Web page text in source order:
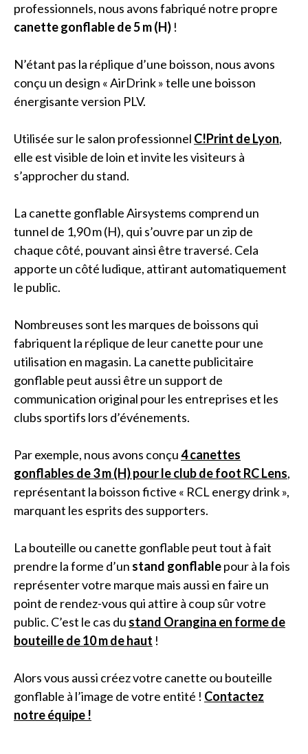
professionnels, nous avons fabriqué notre propre
canette gonflable de 5 m (H) !
N’étant pas la réplique d’une boisson, nous avons
conçu un design « AirDrink » telle une boisson
énergisante version PLV.
Utilisée sur le salon professionnel C!Print de Lyon,
elle est visible de loin et invite les visiteurs à
s’approcher du stand.
La canette gonflable Airsystems comprend un
tunnel de 1,90 m (H), qui s’ouvre par un zip de
chaque côté, pouvant ainsi être traversé. Cela
apporte un côté ludique, attirant automatiquement
le public.
Nombreuses sont les marques de boissons qui
fabriquent la réplique de leur canette pour une
utilisation en magasin. La canette publicitaire
gonflable peut aussi être un support de
communication original pour les entreprises et les
clubs sportifs lors d’événements.
Par exemple, nous avons conçu4 canettes
gonflables de 3 m (H) pour le club de foot RC Lens,
représentant la boisson fictive « RCL energy drink »,
marquant les esprits des supporters.
La bouteille ou canette gonflable peut tout à fait
prendre la forme d’un stand gonflablepour à la fois
représenter votre marque mais aussi en faire un
point de rendez-vous qui attire à coup sûr votre
public. C’est le cas du stand Orangina en forme de
bouteille de 10 m de haut !
Alors vous aussi créez votre canette ou bouteille
gonflable à l’image de votre entité ! Contactez
notre équipe !